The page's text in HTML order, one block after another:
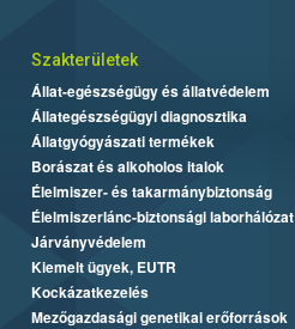
Szakterületek
Állat-egészségügy és állatvédelem
Állategészségügyi diagnosztika
Állatgyógyászati termékek
Borászat és alkoholos italok
Élelmiszer- és takarmánybiztonság
Élelmiszerlánc-biztonsági laborhálózat
Járványvédelem
Kiemelt ügyek, EUTR
Kockázatkezelés
Mezőgazdasági genetikai erőforrások